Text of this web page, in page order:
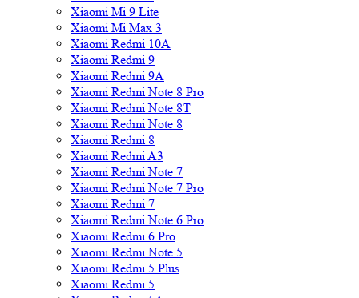
Xiaomi Mi 9 Lite
Xiaomi Mi Max 3
Xiaomi Redmi 10A
Xiaomi Redmi 9
Xiaomi Redmi 9A
Xiaomi Redmi Note 8 Pro
Xiaomi Redmi Note 8T
Xiaomi Redmi Note 8
Xiaomi Redmi 8
Xiaomi Redmi A3
Xiaomi Redmi Note 7
Xiaomi Redmi Note 7 Pro
Xiaomi Redmi 7
Xiaomi Redmi Note 6 Pro
Xiaomi Redmi 6 Pro
Xiaomi Redmi Note 5
Xiaomi Redmi 5 Plus
Xiaomi Redmi 5